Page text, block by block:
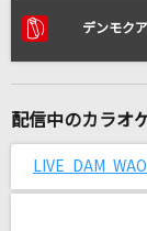
リ
サリシノハラ
デンモク
配信中のカラオ
LIVE DAM